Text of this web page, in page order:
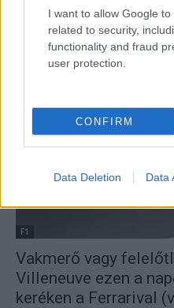
I want to allow Google
related to security,
functionality and fraud
user protection.
CONFIRM
Data Deletion Data
Nagy balesetek és
Verstappen
időmérőjén
Majer Dániel - 2023. augusztus 26.
F1
Vakmerő vagy
Villeneuve ezen a
keréken a Ferrarival